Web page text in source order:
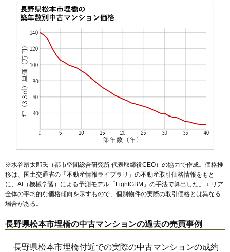
※水谷昂太郎氏（都市空間総合研究所 代表取締役CEO）の協力で作成。価格推
移は、国土交通省の「不動産情報ライブラリ 」の不動産取引価格情報をもと
に、AI（機械学習）による予測モデル「LightGBM」の手法で算出した。エリア
全体の平均的な価格傾向を示すもので、個別物件の実際の取引価格とは異なる
場合がある。
長野県松本市埋橋の中古マンションの過去の売買事例
長野県松本市埋橋付近での実際の中古マンションの成約